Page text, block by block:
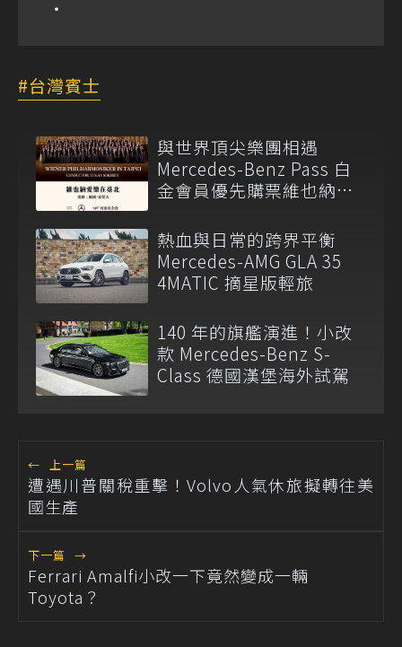
台灣賓士
與世界頂尖樂團相遇
Mercedes-Benz Pass 白
金會員優先購票維也納愛
熱血與日常的跨界平衡
Mercedes-AMG GLA 35
4MATIC 摘星版輕旅
140 年的旗艦演進！小改
款 Mercedes-Benz S-
Class 德國漢堡海外試駕
← 上一篇
遭遇川普關稅重擊！Volvo人氣休旅擬轉往美
國生產
下一篇 →
Ferrari Amalfi小改一下竟然變成一輛
Toyota？